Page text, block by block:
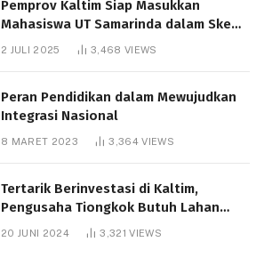
Pemprov Kaltim Siap Masukkan
Mahasiswa UT Samarinda dalam Skema
Bantuan Pendidikan Gratispol
2 JULI 2025 3,468 VIEWS
Peran Pendidikan dalam Mewujudkan
Integrasi Nasional
8 MARET 2023 3,364VIEWS
Tertarik Berinvestasi di Kaltim,
Pengusaha Tiongkok Butuh Lahan
1.000 Hektare
20 JUNI 2024 3,321VIEWS